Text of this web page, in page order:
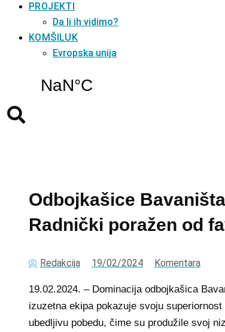
PROJEKTI
Da li ih vidimo?
KOMŠILUK
Evropska unija
Odbojkašice
Radnički poražen od
Redakcija 19/02/2024 Komentara
19.02.2024. – Dominacija odbojkašica
izuzetna ekipa pokazuje svoju
ubedljivu pobedu, čime su produžile svoj